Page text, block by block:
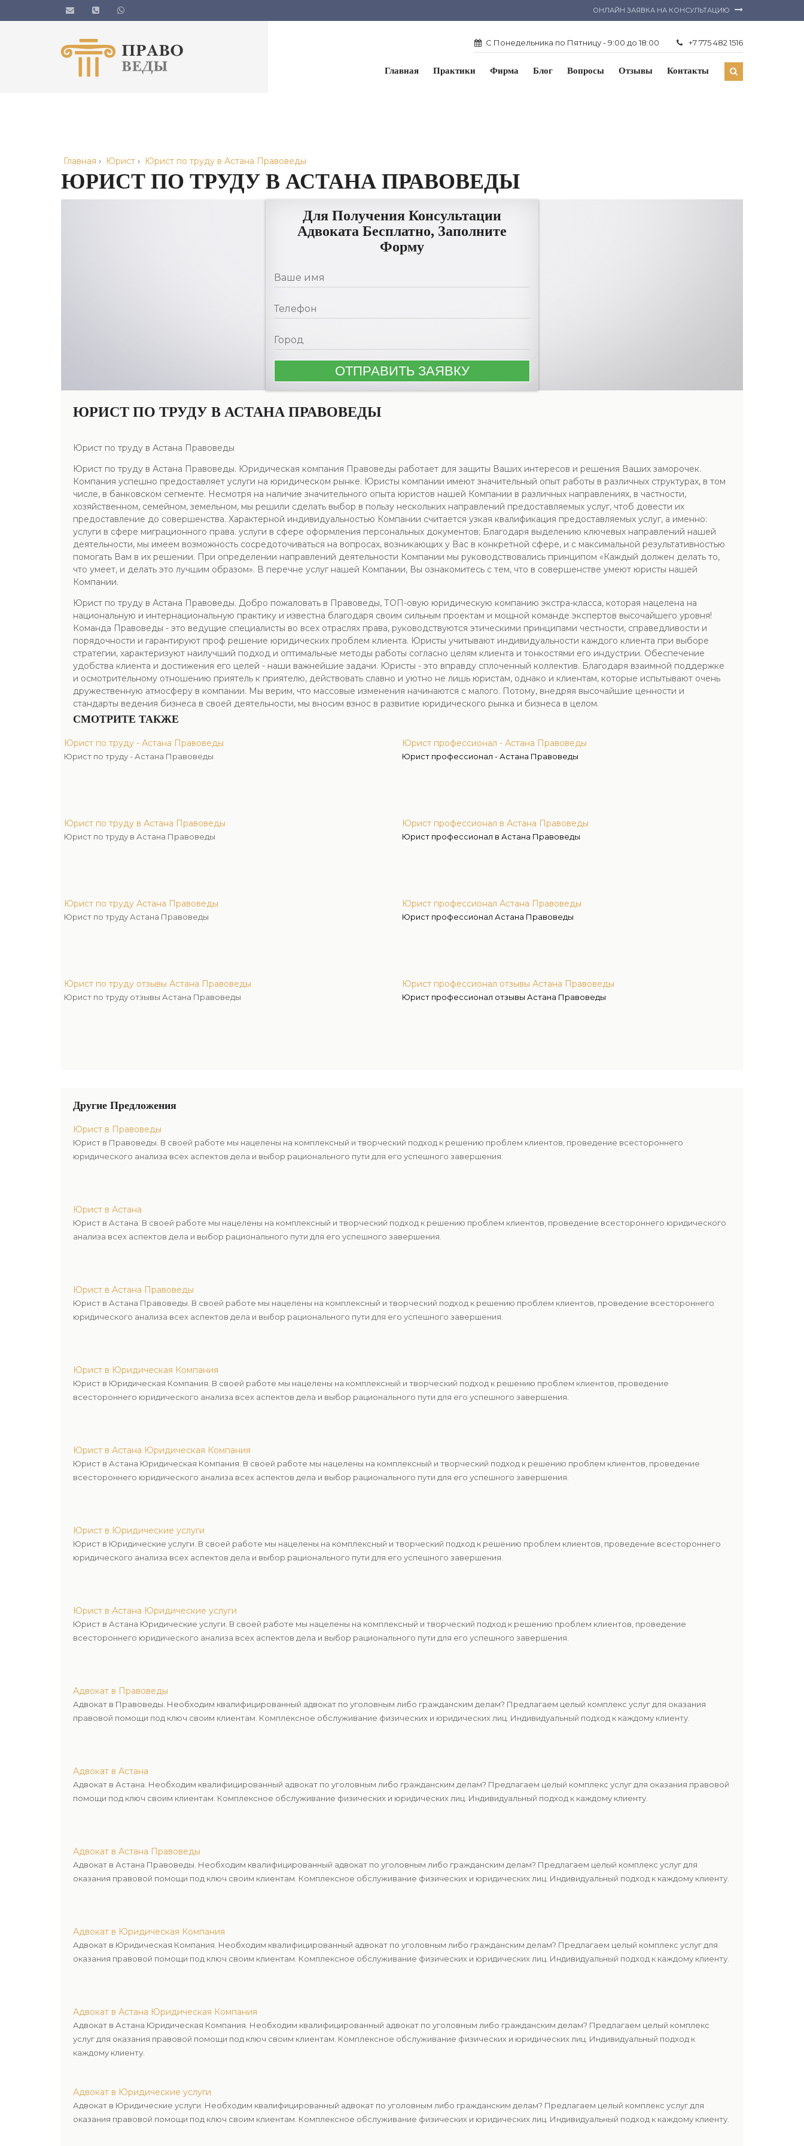
ОНЛАЙН ЗАЯВКА НА КОНСУЛЬТАЦИЮ
С Понедельника по Пятницу - 9:00 до 18:00 +7 775 482 1516
Главная Практики Фирма Блог Вопросы Отзывы Контакты
Главная › Юрист › Юрист по труду в Астана Правоведы
ЮРИСТ ПО ТРУДУ В АСТАНА ПРАВОВЕДЫ
Для Получения Консультации
Адвоката Бесплатно, Заполните
Форму
ЮРИСТ ПО ТРУДУ В АСТАНА ПРАВОВЕДЫ
Юрист по труду в Астана Правоведы
Юрист по труду в Астана Правоведы. Юридическая компания Правоведы работает для защиты Ваших интересов и решения Ваших заморочек.
Компания успешно предоставляет услуги на юридическом рынке. Юристы компании имеют значительный опыт работы в различных структурах, в том
числе, в банковском сегменте. Несмотря на наличие значительного опыта юристов нашей Компании в различных направлениях, в частности,
хозяйственном, семейном, земельном, мы решили сделать выбор в пользу нескольких направлений предоставляемых услуг, чтоб довести их
предоставление до совершенства. Характерной индивидуальностью Компании считается узкая квалификация предоставляемых услуг, а именно:
услуги в сфере миграционного права. услуги в сфере оформления персональных документов; Благодаря выделению ключевых направлений нашей
деятельности, мы имеем возможность сосредоточиваться на вопросах, возникающих у Вас в конкретной сфере, и с максимальной результативностью
помогать Вам в их решении. При определении направлений деятельности Компании мы руководствовались принципом «Каждый должен делать то,
что умеет, и делать это лучшим образом». В перечне услуг нашей Компании, Вы ознакомитесь с тем, что в совершенстве умеют юристы нашей
Компании.
Юрист по труду в Астана Правоведы. Добро пожаловать в Правоведы, ТОП-овую юридическую компанию экстра-класса, которая нацелена на
национальную и интернациональную практику и известна благодаря своим сильным проектам и мощной команде экспертов высочайшего уровня!
Команда Правоведы - это ведущие специалисты во всех отраслях права, руководствуются этическими принципами честности, справедливости и
порядочности и гарантируют проф решение юридических проблем клиента. Юристы учитывают индивидуальности каждого клиента при выборе
стратегии, характеризуют наилучший подход и оптимальные методы работы согласно целям клиента и тонкостями его индустрии. Обеспечение
удобства клиента и достижения его целей - наши важнейшие задачи. Юристы - это вправду сплоченный коллектив. Благодаря взаимной поддержке
и осмотрительному отношению приятель к приятелю, действовать славно и уютно не лишь юристам, однако и клиентам, которые испытывают очень
дружественную атмосферу в компании. Мы верим, что массовые изменения начинаются с малого. Потому, внедряя высочайшие ценности и
стандарты ведения бизнеса в своей деятельности, мы вносим взнос в развитие юридического рынка и бизнеса в целом.
СМОТРИТЕ ТАКЖЕ
Юрист по труду - Астана Правоведы
Юрист по труду - Астана Правоведы
Юрист по труду в Астана Правоведы
Юрист по труду в Астана Правоведы
Юрист по труду Астана Правоведы
Юрист по труду Астана Правоведы
Юрист по труду отзывы Астана Правоведы
Юрист по труду отзывы Астана Правоведы
Юрист профессионал - Астана Правоведы
Юрист профессионал - Астана Правоведы
Юрист профессионал в Астана Правоведы
Юрист профессионал в Астана Правоведы
Юрист профессионал Астана Правоведы
Юрист профессионал Астана Правоведы
Юрист профессионал отзывы Астана Правоведы
Юрист профессионал отзывы Астана Правоведы
Другие Предложения
Юрист в Правоведы
Юрист в Правоведы. В своей работе мы нацелены на комплексный и творческий подход к решению проблем клиентов, проведение всестороннего
юридического анализа всех аспектов дела и выбор рационального пути для его успешного завершения.
Юрист в Астана
Юрист в Астана. В своей работе мы нацелены на комплексный и творческий подход к решению проблем клиентов, проведение всестороннего юридического
анализа всех аспектов дела и выбор рационального пути для его успешного завершения.
Юрист в Астана Правоведы
Юрист в Астана Правоведы. В своей работе мы нацелены на комплексный и творческий подход к решению проблем клиентов, проведение всестороннего
юридического анализа всех аспектов дела и выбор рационального пути для его успешного завершения.
Юрист в Юридическая Компания
Юрист в Юридическая Компания. В своей работе мы нацелены на комплексный и творческий подход к решению проблем клиентов, проведение
всестороннего юридического анализа всех аспектов дела и выбор рационального пути для его успешного завершения.
Юрист в Астана Юридическая Компания
Юрист в Астана Юридическая Компания. В своей работе мы нацелены на комплексный и творческий подход к решению проблем клиентов, проведение
всестороннего юридического анализа всех аспектов дела и выбор рационального пути для его успешного завершения.
Юрист в Юридические услуги
Юрист в Юридические услуги. В своей работе мы нацелены на комплексный и творческий подход к решению проблем клиентов, проведение всестороннего
юридического анализа всех аспектов дела и выбор рационального пути для его успешного завершения.
Юрист в Астана Юридические услуги
Юрист в Астана Юридические услуги. В своей работе мы нацелены на комплексный и творческий подход к решению проблем клиентов, проведение
всестороннего юридического анализа всех аспектов дела и выбор рационального пути для его успешного завершения.
Адвокат в Правоведы
Адвокат в Правоведы. Необходим квалифицированный адвокат по уголовным либо гражданским делам? Предлагаем целый комплекс услуг для оказания
правовой помощи под ключ своим клиентам. Комплексное обслуживание физических и юридических лиц. Индивидуальный подход к каждому клиенту.
Адвокат в Астана
Адвокат в Астана. Необходим квалифицированный адвокат по уголовным либо гражданским делам? Предлагаем целый комплекс услуг для оказания правовой
помощи под ключ своим клиентам. Комплексное обслуживание физических и юридических лиц. Индивидуальный подход к каждому клиенту.
Адвокат в Астана Правоведы
Адвокат в Астана Правоведы. Необходим квалифицированный адвокат по уголовным либо гражданским делам? Предлагаем целый комплекс услуг для
оказания правовой помощи под ключ своим клиентам. Комплексное обслуживание физических и юридических лиц. Индивидуальный подход к каждому клиенту.
Адвокат в Юридическая Компания
Адвокат в Юридическая Компания. Необходим квалифицированный адвокат по уголовным либо гражданским делам? Предлагаем целый комплекс услуг для
оказания правовой помощи под ключ своим клиентам. Комплексное обслуживание физических и юридических лиц. Индивидуальный подход к каждому клиенту.
Адвокат в Астана Юридическая Компания
Адвокат в Астана Юридическая Компания. Необходим квалифицированный адвокат по уголовным либо гражданским делам? Предлагаем целый комплекс
услуг для оказания правовой помощи под ключ своим клиентам. Комплексное обслуживание физических и юридических лиц. Индивидуальный подход к
каждому клиенту.
Адвокат в Юридические услуги
Адвокат в Юридические услуги. Необходим квалифицированный адвокат по уголовным либо гражданским делам? Предлагаем целый комплекс услуг для
оказания правовой помощи под ключ своим клиентам. Комплексное обслуживание физических и юридических лиц. Индивидуальный подход к каждому клиенту.